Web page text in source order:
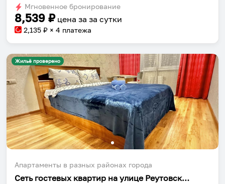
dates.
dates.
Мгновенное бронирование
8,539 ₽ цена за за сутки
2,135 ₽ × 4 платежа
Жильё проверено
Апартаменты в разных районах города
Сеть гостевых квартир на улице Реутовских Ополченцев 14